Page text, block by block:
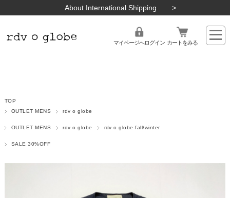
About International Shipping
マイページへログイン カートをみる
TOP
OUTLET MENS
rdv o globe
OUTLET MENS rdv o globe rdv o globe fall/winter
SALE 30%OFF